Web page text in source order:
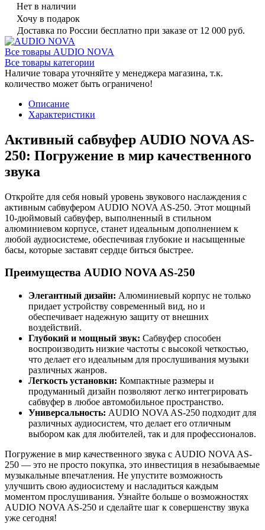
Нет в наличии
Хочу в подарок
Доставка по России бесплатно при заказе от 12 000 руб.
Все товары AUDIO NOVA
Все товары категории
Наличие товара уточняйте у менеджера магазина, т.к.
количество может быть ограничено!
Описание
Характеристики
Активный сабвуфер AUDIO NOVA AS-
250: Погружение в мир качественного
звука
Откройте для себя новый уровень звукового наслаждения с
активным сабвуфером AUDIO NOVA AS-250. Этот мощный
10-дюймовый сабвуфер, выполненный в стильном
алюминиевом корпусе, станет идеальным дополнением к
любой аудиосистеме, обеспечивая глубокие и насыщенные
басы, которые заставят сердце биться быстрее.
Преимущества AUDIO NOVA AS-250
Элегантный дизайн: Алюминиевый корпус не только
придает устройству современный вид, но и
обеспечивает надежную защиту от внешних
воздействий.
Глубокий и мощный звук: Сабвуфер способен
воспроизводить низкие частоты с высокой четкостью,
что делает его идеальным для прослушивания музыки
различных жанров.
Легкость установки: Компактные размеры и
продуманный дизайн позволяют легко интегрировать
сабвуфер в любое автомобильное пространство.
Универсальность: AUDIO NOVA AS-250 подходит для
различных аудиосистем, что делает его отличным
выбором как для любителей, так и для профессионалов.
Погружение в мир качественного звука с AUDIO NOVA AS-
250 — это не просто покупка, это инвестиция в незабываемые
музыкальные впечатления. Не упустите возможность
улучшить свою аудиосистему и насладиться каждым
моментом прослушивания. Узнайте больше о возможностях
AUDIO NOVA AS-250 и сделайте шаг к совершенству звука
уже сегодня!